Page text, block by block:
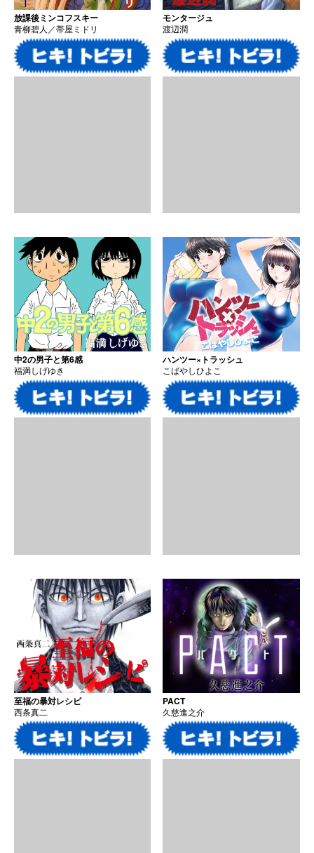
放課後ミンコフスキー
青柳碧人／帯屋ミドリ
モンタージュ
渡辺潤
中2の男子と第6感
福満しげゆき
ハンツー×トラッシュ
こばやしひよこ
至福の暴対レシピ
西条真二
PACT
久慈進之介